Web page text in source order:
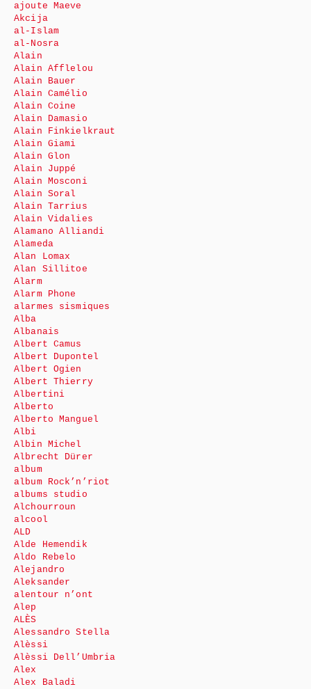
ajoute Maeve
Akcija
al-Islam
al-Nosra
Alain
Alain Afflelou
Alain Bauer
Alain Camélio
Alain Coine
Alain Damasio
Alain Finkielkraut
Alain Giami
Alain Glon
Alain Juppé
Alain Mosconi
Alain Soral
Alain Tarrius
Alain Vidalies
Alamano Alliandi
Alameda
Alan Lomax
Alan Sillitoe
Alarm
Alarm Phone
alarmes sismiques
Alba
Albanais
Albert Camus
Albert Dupontel
Albert Ogien
Albert Thierry
Albertini
Alberto
Alberto Manguel
Albi
Albin Michel
Albrecht Dürer
album
album Rock’n’riot
albums studio
Alchourroun
alcool
ALD
Alde Hemendik
Aldo Rebelo
Alejandro
Aleksander
alentour n’ont
Alep
ALÈS
Alessandro Stella
Alèssi
Alèssi Dell’Umbria
Alex
Alex Baladi